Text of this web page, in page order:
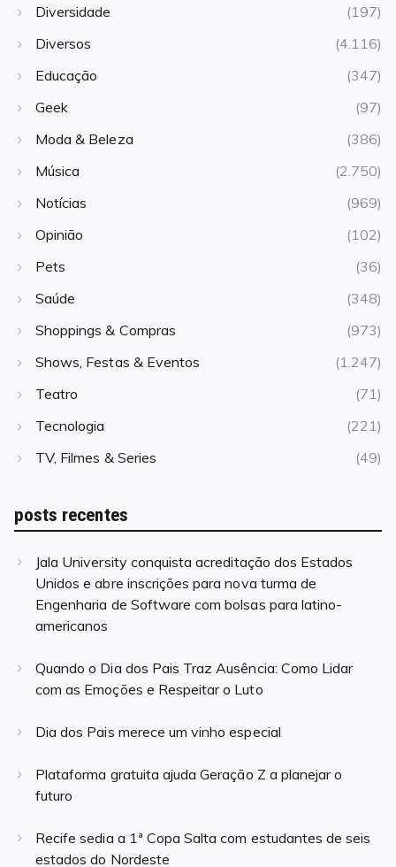
Diversidade
(197)
Diversos
(4.116)
Educação
(347)
Geek
(97)
Moda & Beleza
(386)
Música
(2.750)
Notícias
(969)
Opinião
(102)
Pets
(36)
Saúde
(348)
Shoppings & Compras
(973)
Shows, Festas & Eventos
(1.247)
Teatro
(71)
Tecnologia
(221)
TV, Filmes & Series
(49)
posts recentes
Jala University conquista acreditação dos Estados
Unidos e abre inscrições para nova turma de
Engenharia de Software com bolsas para latino-
americanos
Quando o Dia dos Pais Traz Ausência: Como Lidar
com as Emoções e Respeitar o Luto
Dia dos Pais merece um vinho especial
Plataforma gratuita ajuda Geração Z a planejar o
futuro
Recife sedia a 1ª Copa Salta com estudantes de seis
estados do Nordeste